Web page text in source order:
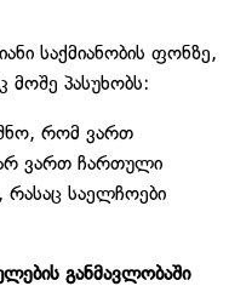
საქმიანობის ფონზე,
მოშე პასუხობს:
რომ ვართ
ვართ ჩართული
რასაც საელჩოები
განმავლობაში